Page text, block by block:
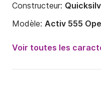
Constructeur:
Modèle: Activ 555
Puissance moteur:
Voir toutes les